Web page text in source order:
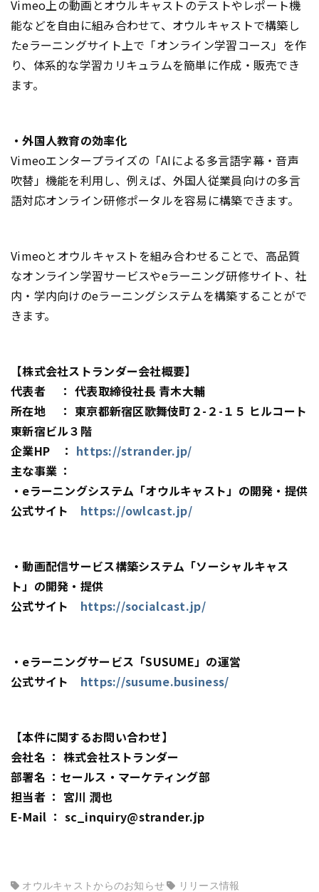
Vimeo上の動画とオウルキャストのテストやレポート機
能などを自由に組み合わせて、オウルキャストで構築し
たeラーニングサイト上で「オンライン学習コース」を作
り、体系的な学習カリキュラムを簡単に作成・販売でき
ます。
・外国人教育の効率化
Vimeoエンタープライズの「AIによる多言語字幕・音声
吹替」機能を利用し、例えば、外国人従業員向けの多言
語対応オンライン研修ポータルを容易に構築できます。
Vimeoとオウルキャストを組み合わせることで、高品質
なオンライン学習サービスやeラーニング研修サイト、社
内・学内向けのeラーニングシステムを構築することがで
きます。
【株式会社ストランダー会社概要】
代表者 ： 代表取締役社長 青木大輔
所在地 ： 東京都新宿区歌舞伎町２-２-１５ ヒルコート
東新宿ビル３階
企業HP ： https://strander.jp/
主な事業 ：
・eラーニングシステム「オウルキャスト」の開発・提供
公式サイト https://owlcast.jp/
・動画配信サービス構築システム「ソーシャルキャス
ト」の開発・提供
公式サイト https://socialcast.jp/
・eラーニングサービス「SUSUME」の運営
公式サイト https://susume.business/
【本件に関するお問い合わせ】
会社名 ： 株式会社ストランダー
部署名 ：セールス・マーケティング部
担当者 ： 宮川 潤也
E-Mail ： sc_inquiry@strander.jp
オウルキャストからのお知らせ リリース情報